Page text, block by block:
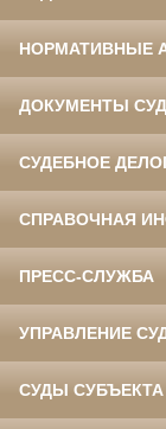
НОРМАТИВНЫЕ
ДОКУМЕНТЫ
СУДЕБНОЕ
СПРАВОЧНАЯ
ПРЕСС-СЛУЖБА
УПРАВЛЕНИЕ
СУДЫ